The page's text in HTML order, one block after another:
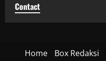
Contact
Home Box Redaksi